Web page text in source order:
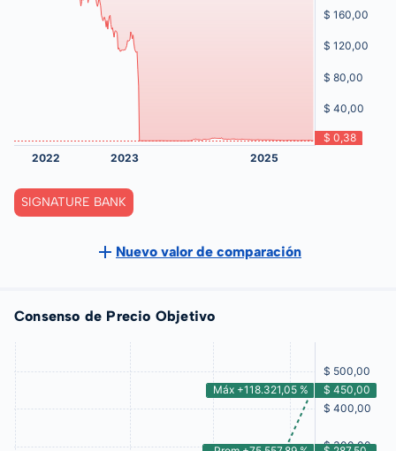
SIGNATURE BANK
Nuevo valor de comparación
Consenso de Precio Objetivo